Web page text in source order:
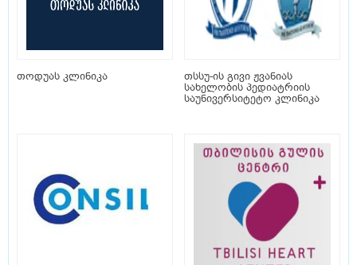
თოდუას კლინიკა
თსსუ-ის გივი ჟვანიას
სახელობის პედიატრიის
საუნივერსიტეტო კლინიკა